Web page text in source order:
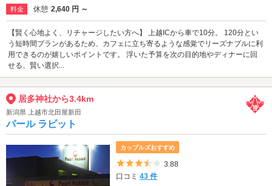
料金 休憩 2,640 円 ～
【賢く心地よく、リチャージしたい方へ】 上越ICから車で10分。 120分とい
う短時間プランがあるため、カフェに立ち寄るような感覚でリーズナブルに利
用できるのが嬉しいポイントです。 浮いた予算を次の目的地やディナーに回
せる、賢い選択...
居多神社から3.4km
新潟県 上越市北田屋新田
パール ラビット
カップルズおすすめ
5つ星のうち3.5
3.88
口コミ43 件